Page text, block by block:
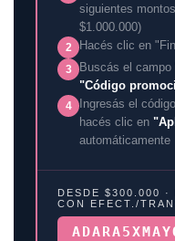
siguientes
$1.000.000)
2 Hacés clic en
3 Buscás el campo
"Código
4
Ingresás el
hacés clic en
automáticamente
DESDE $300.000 ·
CON EFECT./